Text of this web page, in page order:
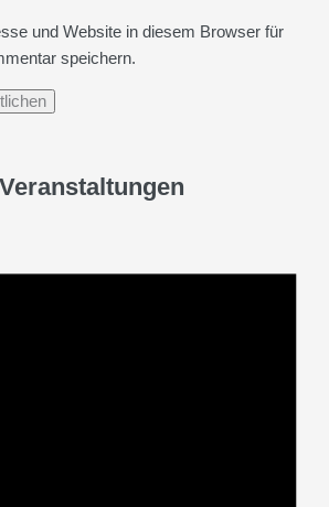
und Website in diesem Browser für
speichern.